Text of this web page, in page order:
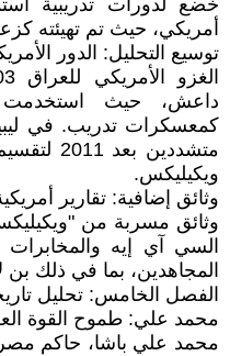
أمريكي، حيث تم تهيئته
توسيع التحليل: الدور
داعش، حيث
كمعسكرات تدريب. في
متشددين
ويكيليكس.
وثائق إضافية: تقارير
وثائق مسربة من
المجاهدين، بما في ذلك بن
الفصل الخامس: تحليل
محمد علي: طموح القوة